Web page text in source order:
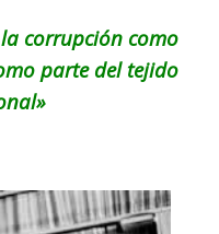
corrupción como
parte del tejido
»